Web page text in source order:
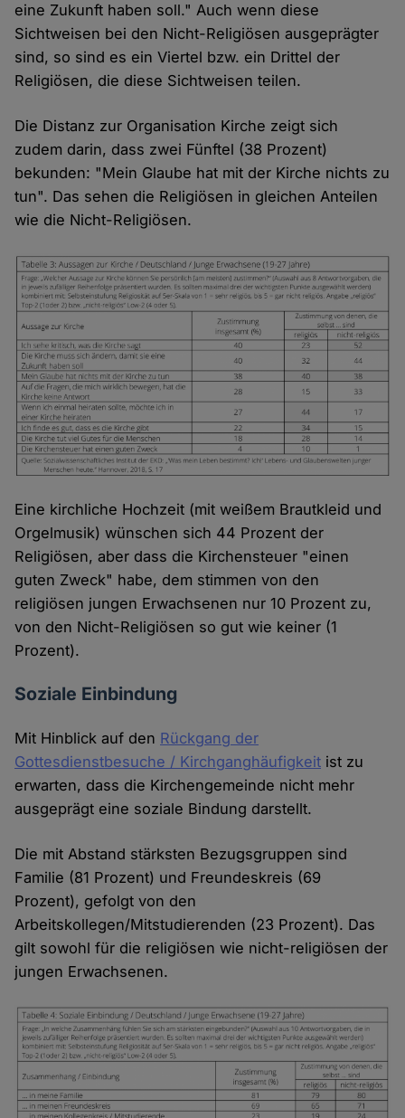
eine Zukunft haben soll." Auch wenn diese
Sichtweisen bei den Nicht-Religiösen ausgeprägter
sind, so sind es ein Viertel bzw. ein Drittel der
Religiösen, die diese Sichtweisen teilen.
Die Distanz zur Organisation Kirche zeigt sich
zudem darin, dass zwei Fünftel (38 Prozent)
bekunden: "Mein Glaube hat mit der Kirche nichts zu
tun". Das sehen die Religiösen in gleichen Anteilen
wie die Nicht-Religiösen.
Eine kirchliche Hochzeit (mit weißem Brautkleid und
Orgelmusik) wünschen sich 44 Prozent der
Religiösen, aber dass die Kirchensteuer "einen
guten Zweck" habe, dem stimmen von den
religiösen jungen Erwachsenen nur 10 Prozent zu,
von den Nicht-Religiösen so gut wie keiner (1
Prozent).
Soziale Einbindung
Mit Hinblick auf den Rückgang der
Gottesdienstbesuche / Kirchganghäufigkeit ist zu
erwarten, dass die Kirchengemeinde nicht mehr
ausgeprägt eine soziale Bindung darstellt.
Die mit Abstand stärksten Bezugsgruppen sind
Familie (81 Prozent) und Freundeskreis (69
Prozent), gefolgt von den
Arbeitskollegen/Mitstudierenden (23 Prozent). Das
gilt sowohl für die religiösen wie nicht-religiösen der
jungen Erwachsenen.